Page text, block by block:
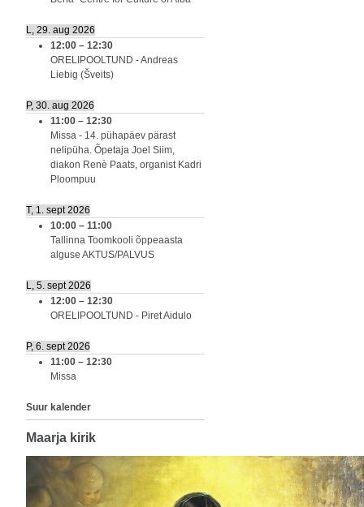
L, 29. aug 2026
12:00 – 12:30
ORELIPOOLTUND - Andreas
Liebig (Šveits)
P, 30. aug 2026
11:00 – 12:30
Missa - 14. pühapäev pärast
nelipüha. Õpetaja Joel Siim,
diakon Renè Paats, organist Kadri
Ploompuu
T, 1. sept 2026
10:00 – 11:00
Tallinna Toomkooli õppeaasta
alguse AKTUS/PALVUS
L, 5. sept 2026
12:00 – 12:30
ORELIPOOLTUND - Piret Aidulo
P, 6. sept 2026
11:00 – 12:30
Missa
Suur kalender
Maarja kirik